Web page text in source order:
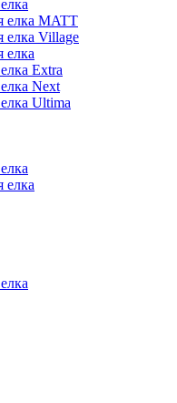
елка MATT
елка Village
елка
Extra
Next
Ultima
елка